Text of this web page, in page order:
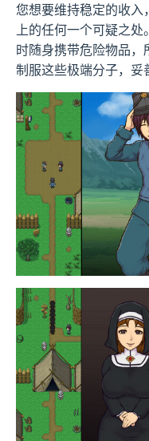
您想要维持稳定的收
上的任何一个可疑之
时随身携带危险物品
制服这些极端分子，妥